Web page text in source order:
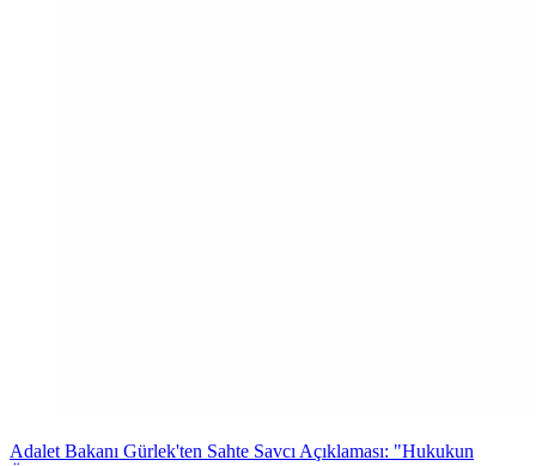
Adalet Bakanı Gürlek'ten Sahte Savcı Açıklaması: "Hukukun